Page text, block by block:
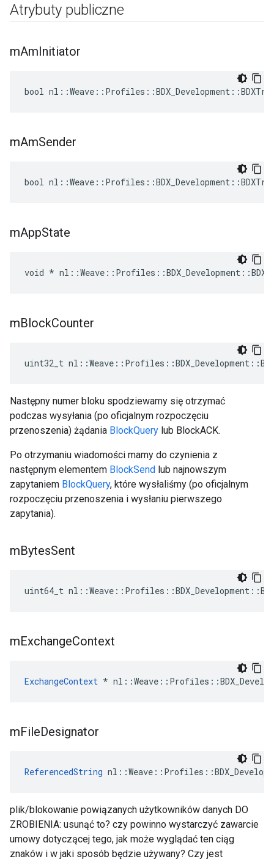
Atrybuty publiczne
mAmInitiator
bool
mAmSender
bool
mAppState
void *
mBlockCounter
uint32_t
Następny numer bloku spodziewamy się otrzymać
podczas wysyłania (po oficjalnym rozpoczęciu
przenoszenia) żądania BlockQuery lub BlockACK.
Po otrzymaniu wiadomości mamy do czynienia z
następnym elementem BlockSend lub najnowszym
zapytaniem BlockQuery, które wysłaliśmy (po oficjalnym
rozpoczęciu przenoszenia i wysłaniu pierwszego
zapytania).
mBytesSent
uint64_t
mExchangeContext
ExchangeContext *
mFileDesignator
ReferencedString
plik/blokowanie powiązanych użytkowników danych DO
ZROBIENIA: usunąć to? czy powinno wystarczyć zawarcie
umowy dotyczącej tego, jak może wyglądać ten ciąg
znaków i w jaki sposób będzie używany? Czy jest